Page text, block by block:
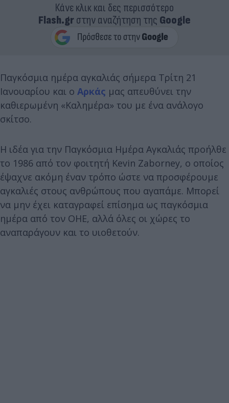
Κάνε κλικ και δες περισσότερο
Flash.grστην αναζήτηση της Google
Παγκόσμια ημέρα αγκαλιάς σήμερα Τρίτη 21
Ιανουαρίου και ο Αρκάς μας απευθύνει την
καθιερωμένη «Καλημέρα» του με ένα ανάλογο
σκίτσο.
Η ιδέα για την Παγκόσμια Ημέρα Αγκαλιάς προήλθε
το 1986 από τον φοιτητή Kevin Zaborney, ο οποίος
έψαχνε ακόμη έναν τρόπο ώστε να προσφέρουμε
αγκαλιές στους ανθρώπους που αγαπάμε. Μπορεί
να μην έχει καταγραφεί επίσημα ως παγκόσμια
ημέρα από τον ΟΗΕ, αλλά όλες οι χώρες το
αναπαράγουν και το υιοθετούν.